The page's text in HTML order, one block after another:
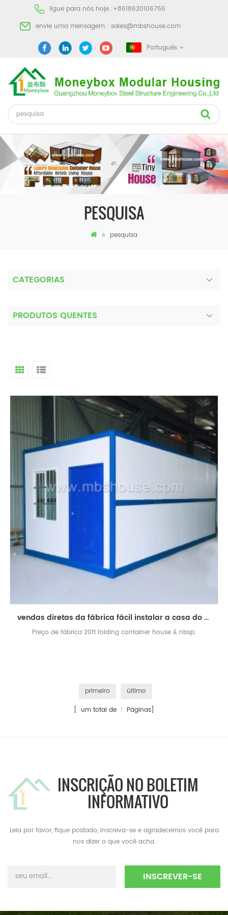
ligue para nós hoje :+8618620106756
envie uma mensagem : sales@mbshouse.com
Português
PESQUISA
pesquisa
CATEGORIAS
PRODUTOS QUENTES
vendas diretas da fábrica fácil instalar a casa do recipiente de dobramento de 20ft
Preço de fábrica 20ft folding container house & nbsp;
primeiro
último
[ um total de 1 Páginas]
INSCRIÇÃO NO BOLETIM
INFORMATIVO
Leia por favor, fique postado, inscreva-se e agradecemos você para
nos dizer o que você acha.